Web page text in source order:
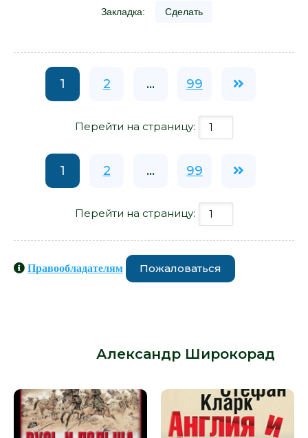
Закладка: Сделать
1 2 ... 99
Перейти на страницу:
1 2 ... 99
Перейти на страницу:
Правообладателям Пожаловаться
Александр Широкорад